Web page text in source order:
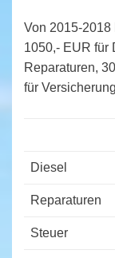
Von 2015-
1050,- EUR für
Reparaturen,
für
Diesel
Reparaturen
Steuer